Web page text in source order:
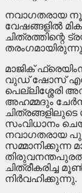
നവാഗതരായ
വേഷങ്ങളിൽ
ചിത്രത്തിന്റെ
മാജിക്
വുഡ് ഷോസ്
പെല്ലിശ്ശേരി
അഹമ്മദും
സംവിധാനം
നവാഗതരായ
സമ്മാനിക്കുന്ന
ചിത്രീകരിച്ച
നിർവഹിക്കുന്നു.